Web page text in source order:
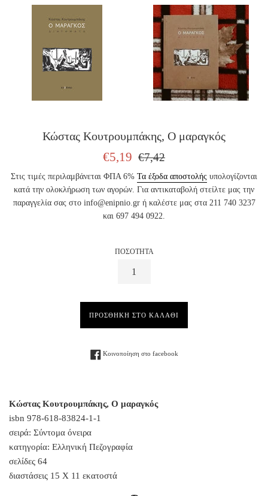
Κώστας Κουτρουμπάκης, Ο μαραγκός
ΤΙΜΗ
€5,19
ΤΙΜΗ
€7,42
Στις τιμές περιλαμβάνεται ΦΠΑ 6% Τα έξοδα αποστολής υπολογίζονται
κατά την ολοκλήρωση των αγορών. Για αντικαταβολή στείλτε μας την
παραγγελία σας στο info@enipnio.gr ή καλέστε μας στα 211 740 3237
και 697 494 0922.
ΠΟΣΟΤΗΤΑ
ΠΡΟΣΘΗΚΗ ΣΤΟ ΚΑΛΑΘΙ
Κοινοποίηση στο facebookFacebook
Κώστας Κουτρουμπάκης, Ο μαραγκός
isbn 978-618-83824-1-1
σειρά: Σύντομα όνειρα
κατηγορία: Ελληνική Πεζογραφία
σελίδες 64
διαστάσεις 15 Χ 11 εκατοστά